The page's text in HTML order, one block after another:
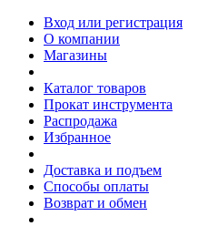
Вход или регистрация
О компании
Магазины
Каталог товаров
Прокат инструмента
Распродажа
Избранное
Доставка и подъем
Способы оплаты
Возврат и обмен